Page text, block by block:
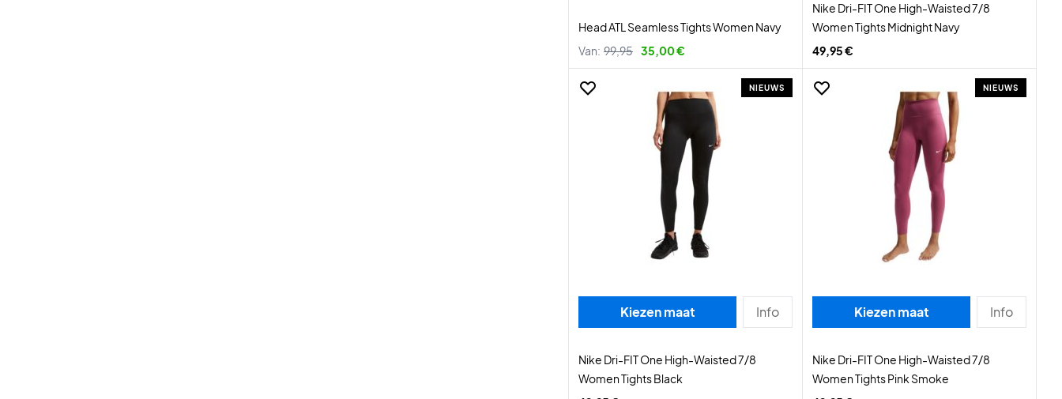
Head ATL Seamless Tights Women Navy
Van: 99,95 35,00 €
Nike Dri-FIT One High-Waisted 7/8
Women Tights Midnight Navy
49,95 €
NIEUWS
Kiezen maat Info
Nike Dri-FIT One High-Waisted 7/8
Women Tights Black
NIEUWS
Kiezen maat Info
Nike Dri-FIT One High-Waisted 7/8
Women Tights Pink Smoke